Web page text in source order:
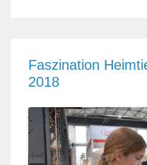
Faszination
2018